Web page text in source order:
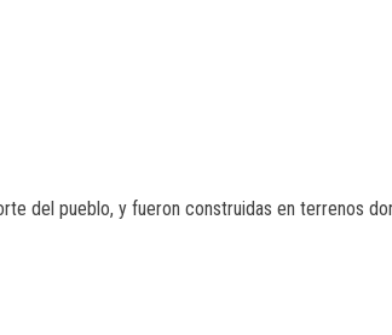
del pueblo, y fueron construidas en terrenos